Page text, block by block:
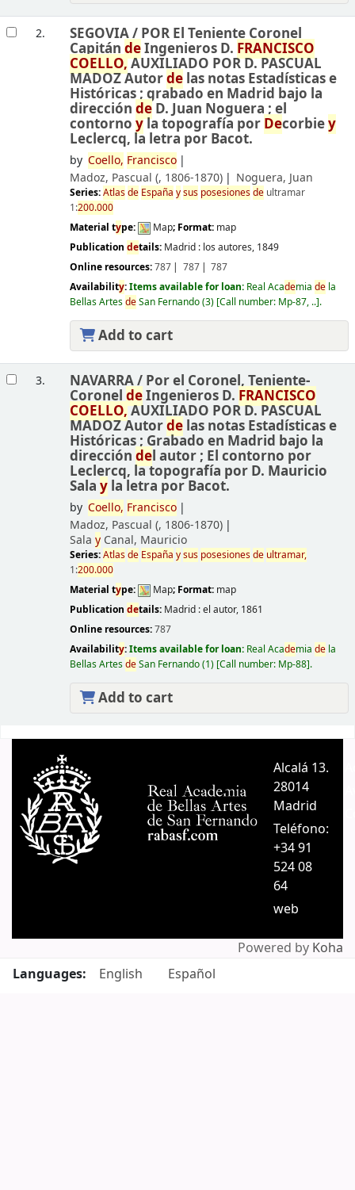
2. SEGOVIA / POR El Teniente Coronel
Capitán deIngenieros D. FRANCISCO
COELLO,AUXILIADO POR D. PASCUAL
MADOZ Autordelas notas Estadísticas e
Históricas ; grabado en Madrid bajo la
dirección deD. Juan Noguera ; el
contorno yla topografía por Decorbiey
Leclercq, la letra por Bacot.
by Coello, Francisco
Madoz, Pascual (, 1806-1870) Noguera, Juan
Series:Atlasde España ysus posesionesdeultramar
1:200.000
Material type: Map; Format: map
Publication details: Madrid : los autores, 1849
Online resources:787 787
787
Availability:Items available for loan: Real Academia dela
Bellas ArtesdeSan Fernando(3) Call number: Mp-87, .. .
Add to cart
3. NAVARRA / Por el Coronel, Teniente-
Coronel deIngenieros D. FRANCISCO
COELLO,AUXILIADO POR D. PASCUAL
MADOZ Autordelas notas Estadísticas e
Históricas ; Grabado en Madrid bajo la
dirección del autor ; El contorno por
Leclercq, la topografía por D. Mauricio
Sala yla letra por Bacot.
by Coello, Francisco
Madoz, Pascual (, 1806-1870)
Sala yCanal, Mauricio
Series:Atlasde España ysus posesionesde ultramar,
1:200.000
Material type: Map; Format: map
Publication details: Madrid :el autor, 1861
Online resources:787
Availability:Items available for loan: Real Academia dela
Bellas ArtesdeSan Fernando(1) Call number: Mp-88 .
Add to cart
Alcalá 13.
28014
Madrid
Teléfono:
+34 91
524 08
64
web
Powered by Koha
Languages:
English Español